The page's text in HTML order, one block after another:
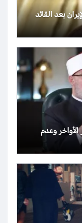
بعد القائد
وعدم